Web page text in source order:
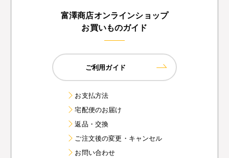
富澤商店オンラインショップ
お買いものガイド
ご利用ガイド
お支払方法
宅配便のお届け
返品・交換
ご注文後の変更・キャンセル
お問い合わせ